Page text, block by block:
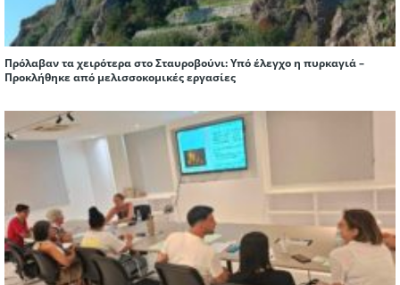
Πρόλαβαν τα χειρότερα στο Σταυροβούνι: Υπό έλεγχο η πυρκαγιά –
Προκλήθηκε από μελισσοκομικές εργασίες